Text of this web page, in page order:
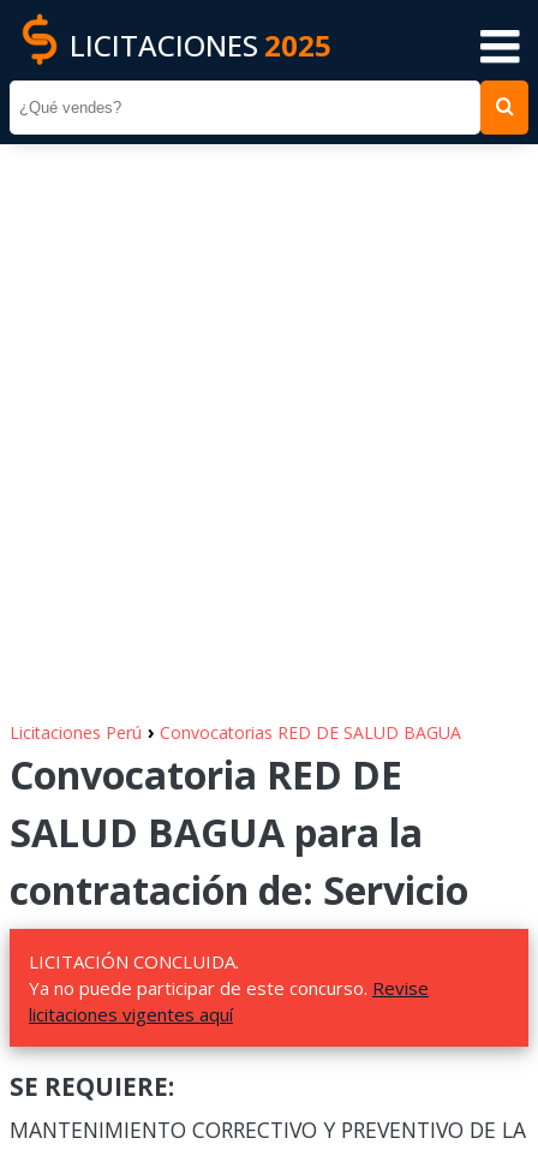
LICITACIONES 2025
Licitaciones Perú › Convocatorias RED DE SALUD BAGUA
Convocatoria RED DE
SALUD BAGUA para la
contratación de: Servicio
LICITACIÓN CONCLUIDA.
Ya no puede participar de este concurso. Revise
licitaciones vigentes aquí
SE REQUIERE:
MANTENIMIENTO CORRECTIVO Y PREVENTIVO DE LA